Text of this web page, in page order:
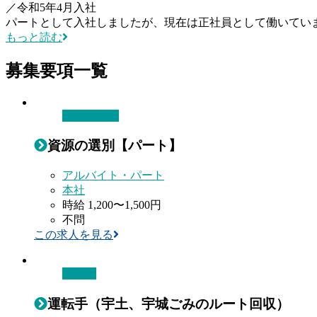
／令和5年4月入社
パートとして入社しましたが、現在は正社員として働いてい
もっと読む
募集要項一覧
資源の選別【パート】
アルバイト・パート
本社
時給 1,200〜1,500円
不問
この求人を見る
運転手（宇土、宇城ごみのルート回収）